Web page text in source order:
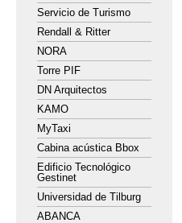
Servicio de Turismo
Rendall & Ritter
NORA
Torre PIF
DN Arquitectos
KAMO
MyTaxi
Cabina acústica Bbox
Edificio Tecnológico
Gestinet
Universidad de Tilburg
ABANCA